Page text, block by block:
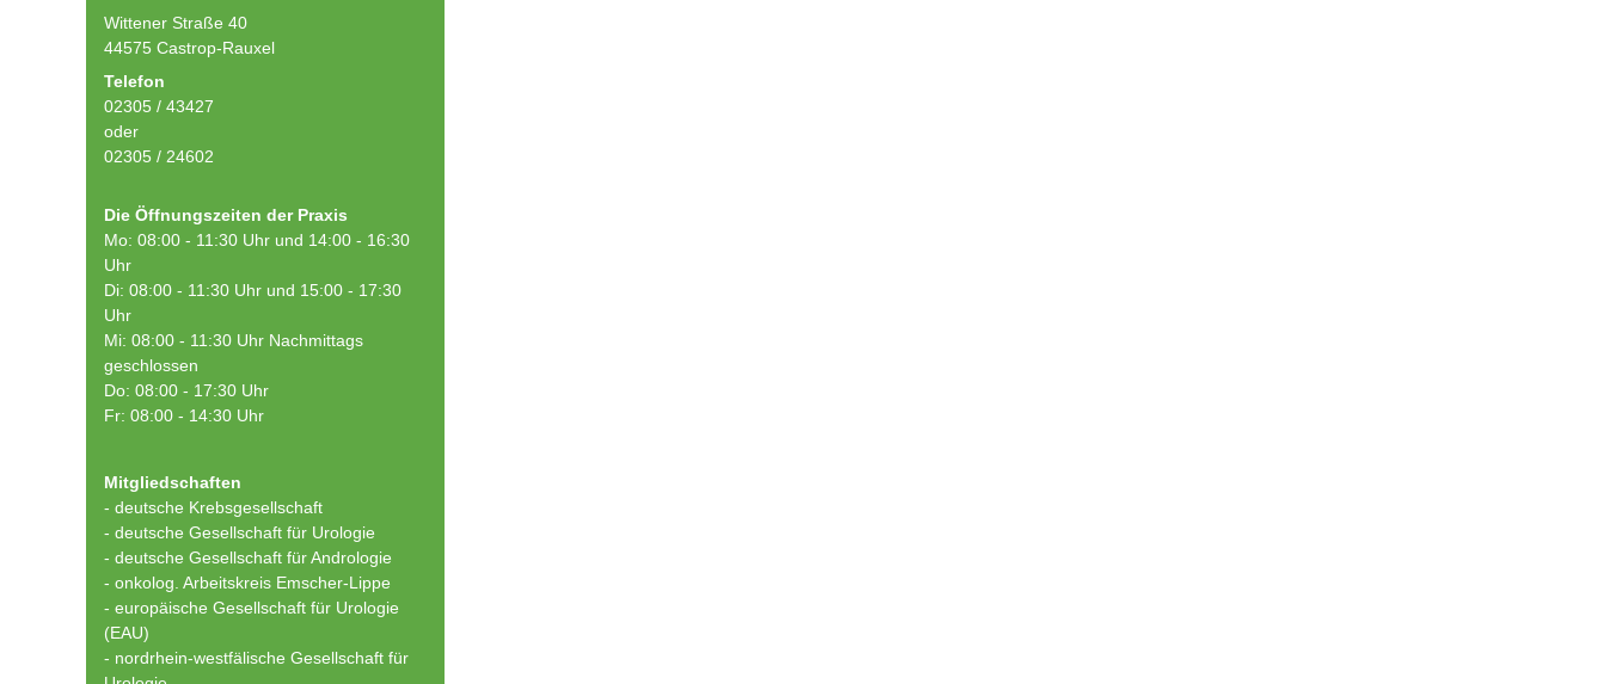
Wittener Straße 40
44575 Castrop-Rauxel
Telefon
02305 / 43427
oder
02305 / 24602
Die Öffnungszeiten der Praxis
Mo: 08:00 - 11:30 Uhr und 14:00 - 16:30
Uhr
Di: 08:00 - 11:30 Uhr und 15:00 - 17:30
Uhr
Mi: 08:00 - 11:30 Uhr Nachmittags
geschlossen
Do: 08:00 - 17:30 Uhr
Fr: 08:00 - 14:30 Uhr
Mitgliedschaften
- deutsche Krebsgesellschaft
- deutsche Gesellschaft für Urologie
- deutsche Gesellschaft für Andrologie
- onkolog. Arbeitskreis Emscher-Lippe
- europäische Gesellschaft für Urologie
(EAU)
- nordrhein-westfälische Gesellschaft für